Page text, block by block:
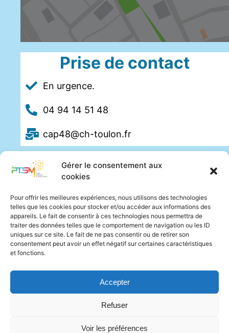
Gérer le consentement aux
cookies
Pour offrir les meilleures expériences, nous utilisons des technologies
telles que les cookies pour stocker et/ou accéder aux informations des
appareils. Le fait de consentir à ces technologies nous permettra de
traiter des données telles que le comportement de navigation ou les ID
uniques sur ce site. Le fait de ne pas consentir ou de retirer son
consentement peut avoir un effet négatif sur certaines caractéristiques
et fonctions.
Accepter
Refuser
Voir les préférences
Prise de contact
En urgence.
04 94 14 51 48
cap48@ch-toulon.fr